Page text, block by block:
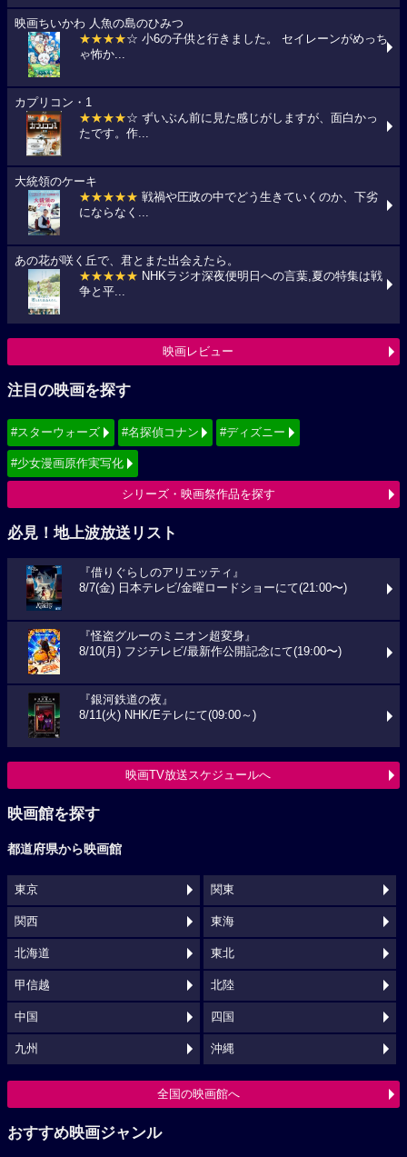
映画ちいかわ 人魚の島のひみつ
★★★★☆ 小6の子供と行きました。 セイレーンがめっち
ゃ怖か...
カプリコン・1
★★★★☆ ずいぶん前に見た感じがしますが、面白かっ
たです。作...
大統領のケーキ
★★★★★ 戦禍や圧政の中でどう生きていくのか、下劣
にならなく...
あの花が咲く丘で、君とまた出会えたら。
★★★★★ NHKラジオ深夜便明日への言葉,夏の特集は戦
争と平...
映画レビュー
注目の映画を探す
#スターウォーズ #名探偵コナン #ディズニー
#少女漫画原作実写化
シリーズ・映画祭作品を探す
必見！地上波放送リスト
『借りぐらしのアリエッティ』
8/7(金) 日本テレビ/金曜ロードショーにて(21:00〜)
『怪盗グルーのミニオン超変身』
8/10(月) フジテレビ/最新作公開記念にて(19:00〜)
『銀河鉄道の夜』
8/11(火) NHK/Eテレにて(09:00～)
映画TV放送スケジュールへ
映画館を探す
都道府県から映画館
東京 関東
関西 東海
北海道 東北
甲信越 北陸
中国 四国
九州 沖縄
全国の映画館へ
おすすめ映画ジャンル